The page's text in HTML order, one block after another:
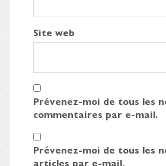
Site web
Prévenez-moi de tous les
commentaires par e-mail.
Prévenez-moi de tous les
articles par e-mail.